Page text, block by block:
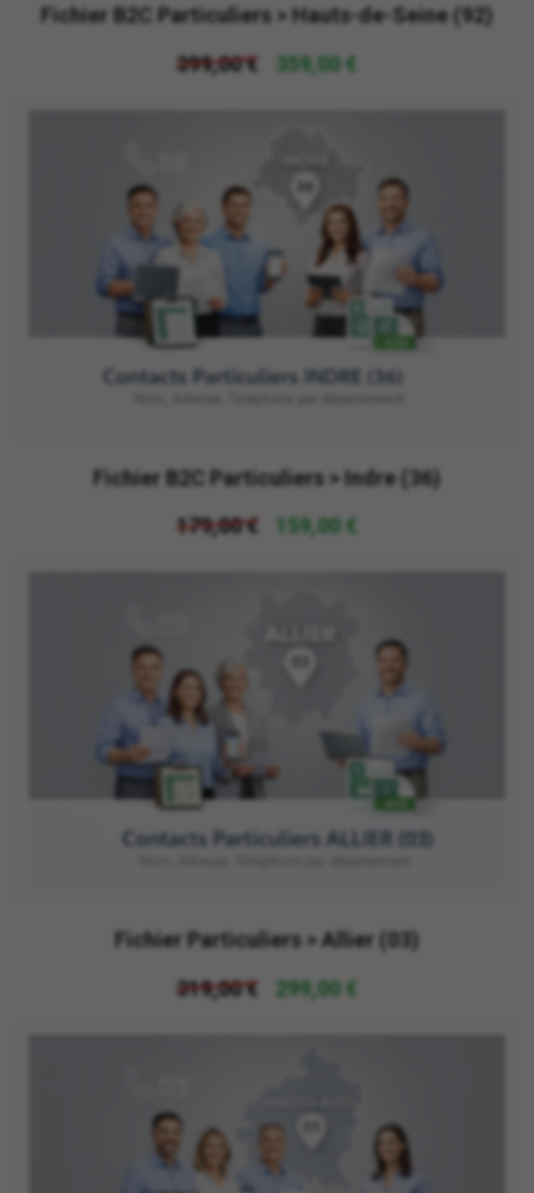
Fichier B2C Particuliers > Hauts-de-Seine (92)
399,00 €
359,00 €
Fichier B2C Particuliers > Indre (36)
179,00 €
159,00 €
Fichier Particuliers > Allier (03)
319,00 €
299,00 €